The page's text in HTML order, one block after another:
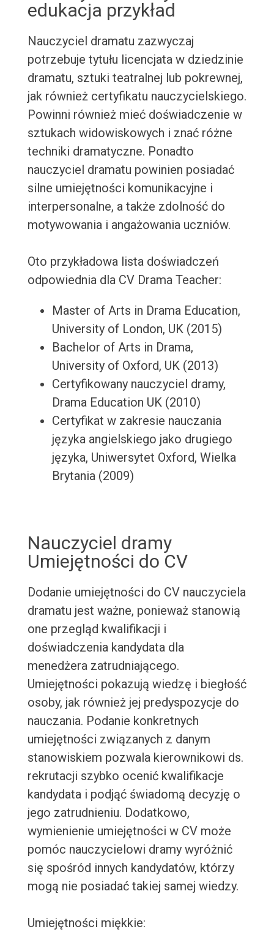
edukacja przykład
Nauczyciel dramatu zazwyczaj
potrzebuje tytułu licencjata w dziedzinie
dramatu, sztuki teatralnej lub pokrewnej,
jak również certyfikatu nauczycielskiego.
Powinni również mieć doświadczenie w
sztukach widowiskowych i znać różne
techniki dramatyczne. Ponadto
nauczyciel dramatu powinien posiadać
silne umiejętności komunikacyjne i
interpersonalne, a także zdolność do
motywowania i angażowania uczniów.
Oto przykładowa lista doświadczeń
odpowiednia dla CV Drama Teacher:
Master of Arts in Drama Education,
University of London, UK (2015)
Bachelor of Arts in Drama,
University of Oxford, UK (2013)
Certyfikowany nauczyciel dramy,
Drama Education UK (2010)
Certyfikat w zakresie nauczania
języka angielskiego jako drugiego
języka, Uniwersytet Oxford, Wielka
Brytania (2009)
Nauczyciel dramy
Umiejętności do CV
Dodanie umiejętności do CV nauczyciela
dramatu jest ważne, ponieważ stanowią
one przegląd kwalifikacji i
doświadczenia kandydata dla
menedżera zatrudniającego.
Umiejętności pokazują wiedzę i biegłość
osoby, jak również jej predyspozycje do
nauczania. Podanie konkretnych
umiejętności związanych z danym
stanowiskiem pozwala kierownikowi ds.
rekrutacji szybko ocenić kwalifikacje
kandydata i podjąć świadomą decyzję o
jego zatrudnieniu. Dodatkowo,
wymienienie umiejętności w CV może
pomóc nauczycielowi dramy wyróżnić
się spośród innych kandydatów, którzy
mogą nie posiadać takiej samej wiedzy.
Umiejętności miękkie: